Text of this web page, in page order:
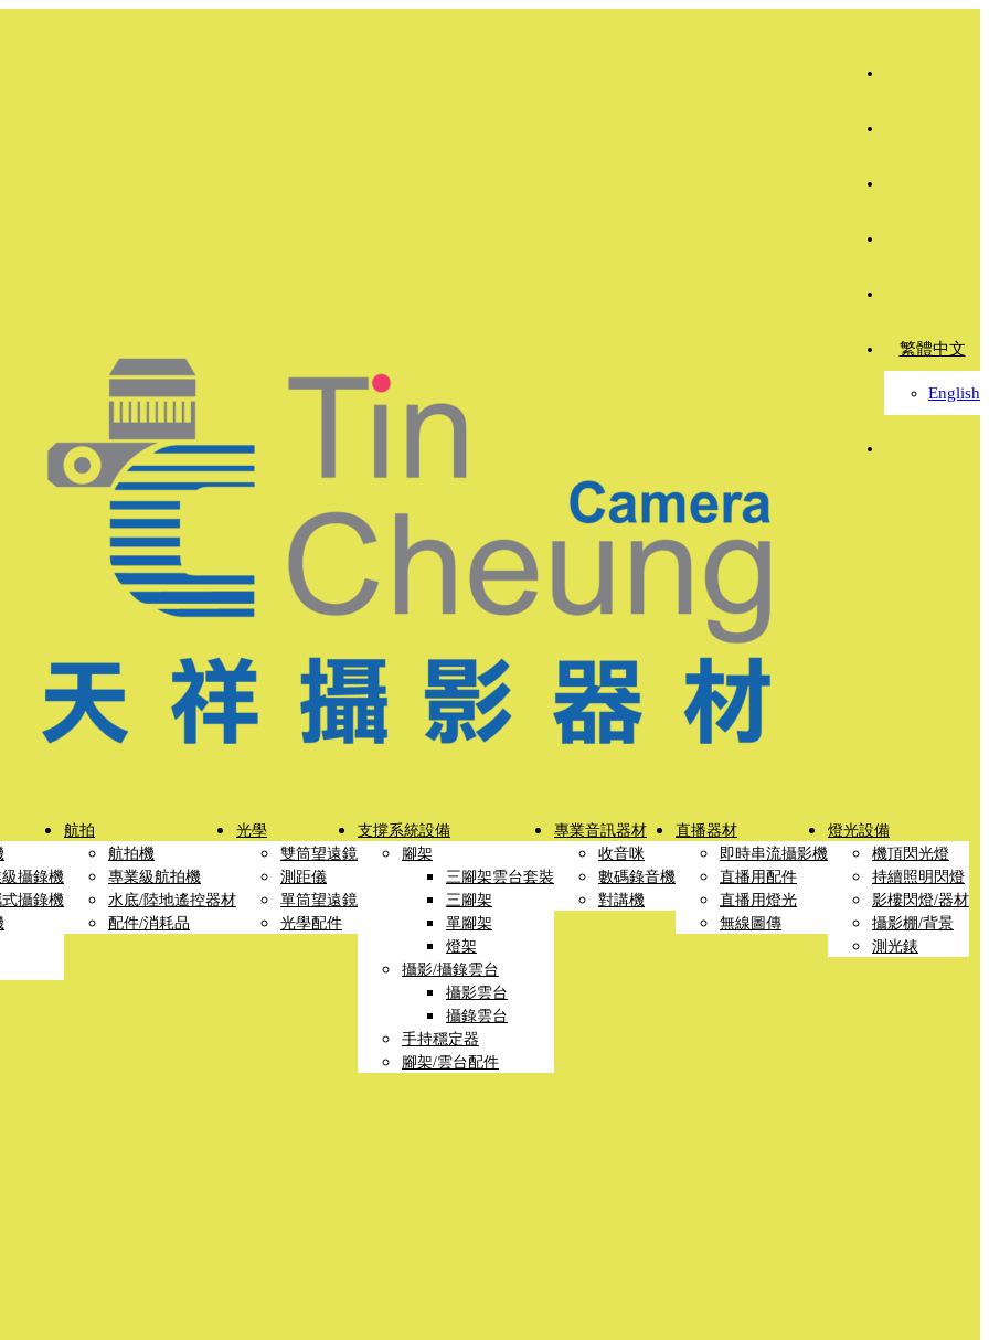
繁體中文
English
攝錄機
攝錄機
航拍
航拍機
專業級航拍機
水底/陸地遙控器材
配件/消耗品
光學
雙筒望遠鏡
測距儀
單筒望遠鏡
光學配件
支撐系統設備
腳架
三腳架雲台套裝
三腳架
單腳架
燈架
攝影/攝錄雲台
攝影雲台
攝錄雲台
手持穩定器
腳架/雲台配件
專業音訊器材
收音咪
數碼錄音機
對講機
直播器材
即時串流攝影機
直播用配件
直播用燈光
無線圖傳
燈光設備
機頂閃光燈
持續照明閃燈
影樓閃燈/器材
攝影棚/背景
測光錶